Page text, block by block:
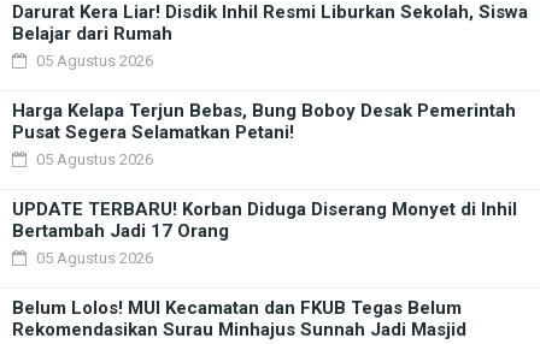
Darurat Kera Liar! Disdik Inhil Resmi Liburkan Sekolah, Siswa
Belajar dari Rumah
05 Agustus 2026
Harga Kelapa Terjun Bebas, Bung Boboy Desak Pemerintah
Pusat Segera Selamatkan Petani!
05 Agustus 2026
UPDATE TERBARU! Korban Diduga Diserang Monyet di Inhil
Bertambah Jadi 17 Orang
05 Agustus 2026
Belum Lolos! MUI Kecamatan dan FKUB Tegas Belum
Rekomendasikan Surau Minhajus Sunnah Jadi Masjid